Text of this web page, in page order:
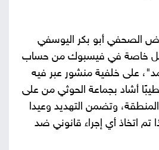
الصحفي أبو بكر اليوسفي
خاصة في فيسبوك من حساب
على خلفية منشور عبر فيه
أشاد بجماعة الحوثي من على
وتضمن التهديد وعيدا
تم اتخاذ أي إجراء قانوني ضد